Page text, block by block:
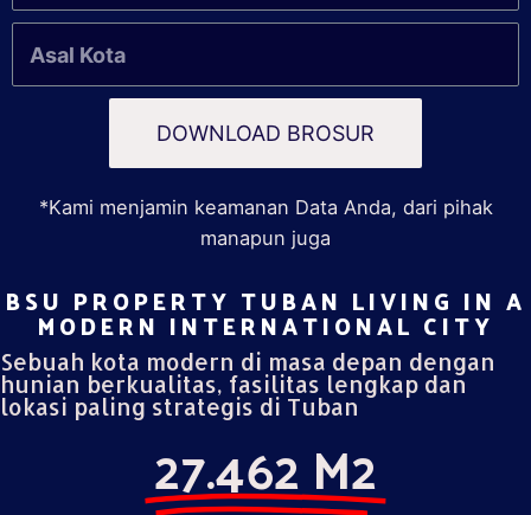
DOWNLOAD BROSUR
*Kami menjamin keamanan Data Anda, dari pihak
manapun juga
BSU PROPERTY TUBAN LIVING IN A
MODERN INTERNATIONAL CITY​
Sebuah kota modern di masa depan dengan
hunian berkualitas, fasilitas lengkap dan
lokasi paling strategis di Tuban
27.462 M2